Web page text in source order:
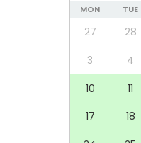
MON TUE
27 28
3
4
10
11
17
18